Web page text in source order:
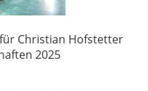
Christian Hofstetter
2025